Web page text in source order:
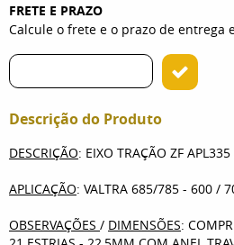
FRETE E PRAZO
Calcule o frete e o prazo de entrega
Descrição do Produto
DESCRIÇÃO: EIXO TRAÇÃO ZF
APLICAÇÃO: VALTRA 685/785 - 600 /
OBSERVAÇÕES / DIMENSÕES: